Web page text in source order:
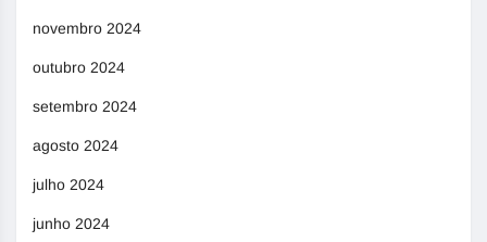
novembro 2024
outubro 2024
setembro 2024
agosto 2024
julho 2024
junho 2024